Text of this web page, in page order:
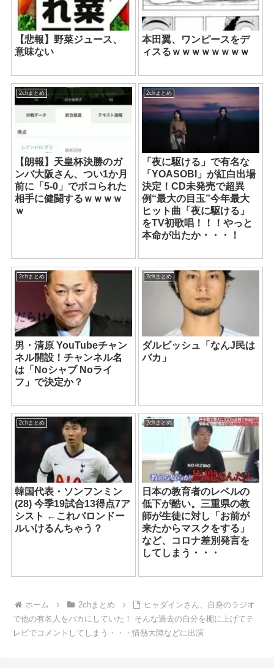
【悲報】野菜ジュース、
意味ない
本田翼、ワンピースをデ
ィスるｗｗｗｗｗｗｗｗ
2chまとめ
【朗報】天皇杯決勝のガ
ンバ大阪さん、つい1か月
前に「5-0」でボコられた
相手に健闘するｗｗｗｗ
ｗ
2chまとめ
「夜に駆ける」で有名な
「YOASOBI」が紅白出場
決定！CD未発売で超異
例“最大の目玉”今年最大
ヒット曲「夜に駆ける」
をTV初歌唱！！！やっと
本命が出たか・・・！
2chまとめ
男・清原 YouTubeチャン
ネル開設！チャンネル名
は「Noシャブ Noライ
フ」で決定か？
2chまとめ
ダルビッシュ「なんJ民は
バカ」
2chまとめ
韓国代表・ソンフンミン
(28) 今季19試合13得点7ア
シスト ←これバロンドー
ルいけるんちゃう？
2chまとめ
日本の教育者のレベルの
低下が酷い。三重県の教
師が生徒に対し「お前が
来たからマスクをする」
など、コロナ差別発言を
してしまう・・・
ホーム 2chまとめ
ヒャダインさん、自身のラジオ
で他の有名人をバカにしていた！ そんな過去の自分を棚に上げてテ
レビでコメントしてしまう・・・情熱大陸などに出演